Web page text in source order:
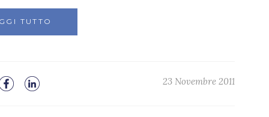
TUTTO
23 Novembre 2011